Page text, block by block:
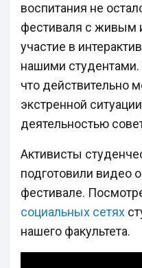
воспитания не
фестиваля с живым
участие в
нашими
что действительно
экстренной
деятельностью
Активисты
подготовили видео
фестивале.
социальных сетях
нашего факультета.